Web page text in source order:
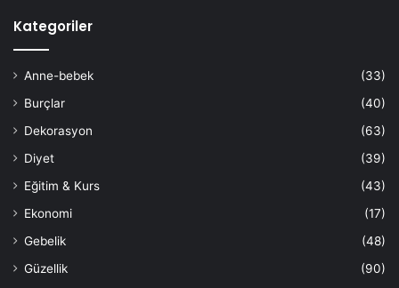
Kategoriler
Anne-bebek
(33)
Burçlar
(40)
Dekorasyon
(63)
Diyet
(39)
Eğitim & Kurs
(43)
Ekonomi
(17)
Gebelik
(48)
Güzellik
(90)